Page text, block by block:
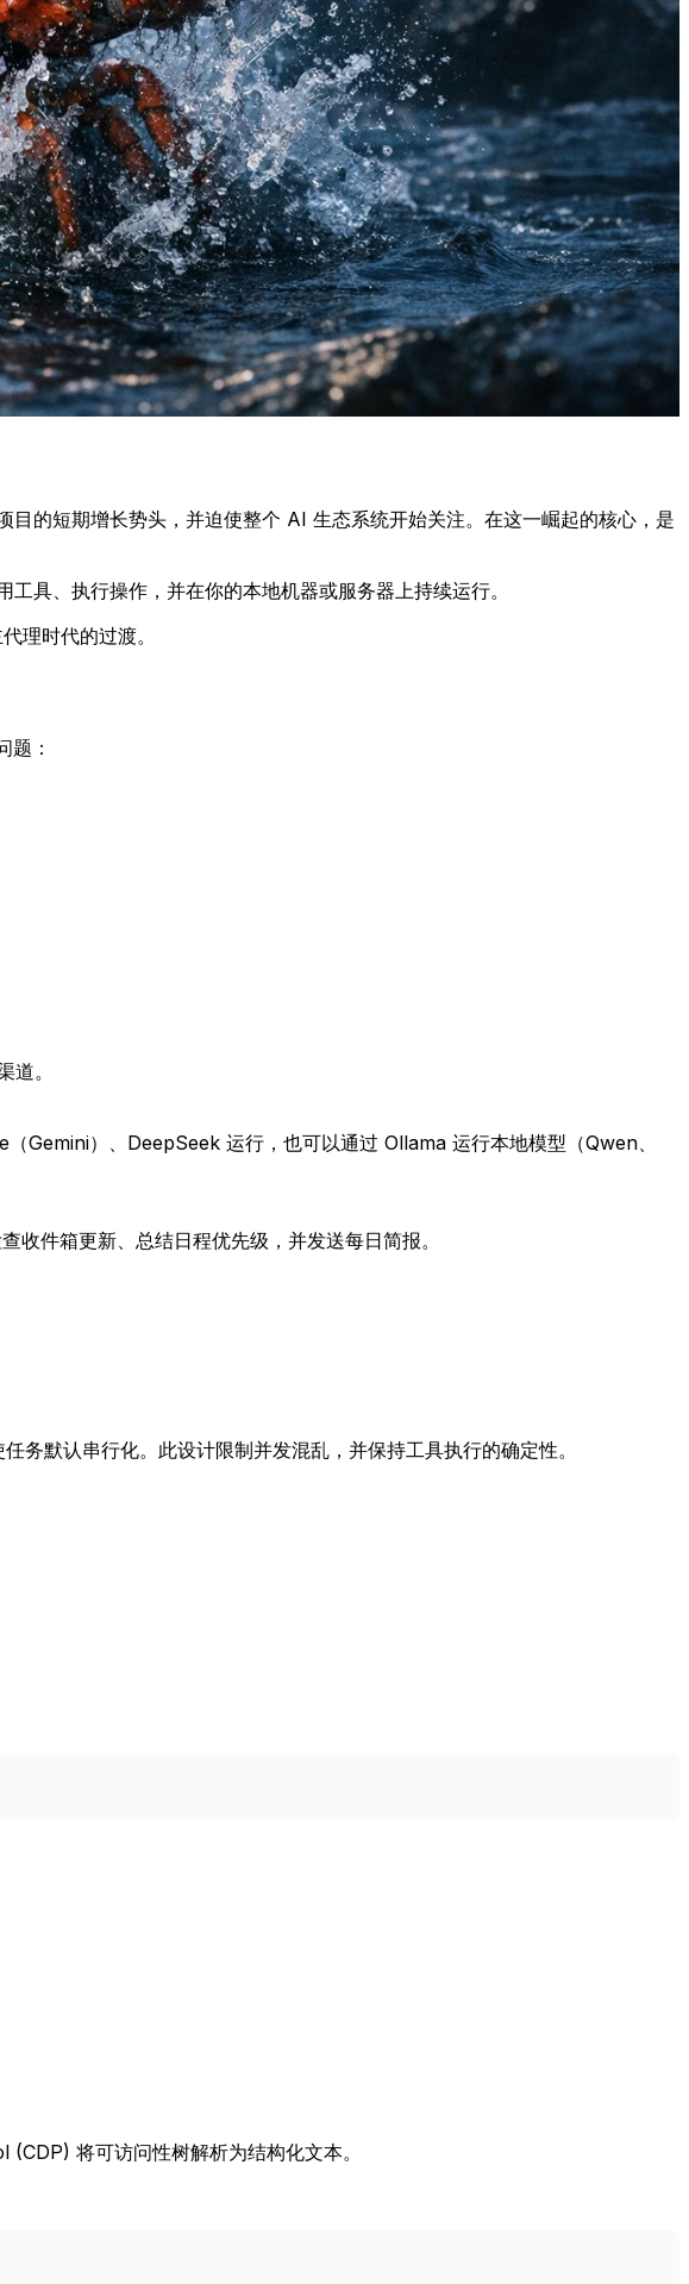
的短期增长势头，并迫使整个 AI 生态系统开始关注。在这一崛起的核心，是
具、执行操作，并在你的本地机器或服务器上持续运行。
理时代的过渡。
题：
。
）、DeepSeek 运行，也可以通过 Ollama 运行本地模型（Qwen、
件箱更新、总结日程优先级，并发送每日简报。
默认串行化。此设计限制并发混乱，并保持工具执行的确定性。
将可访问性树解析为结构化文本。